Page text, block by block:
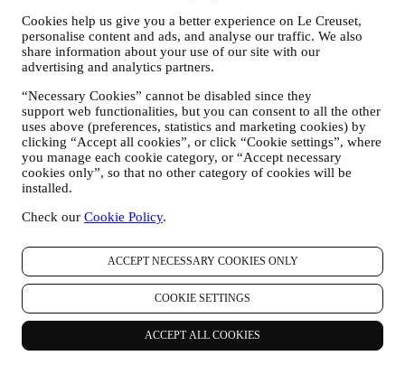
Cookies help us give you a better experience on Le Creuset,
personalise content and ads, and analyse our traffic. We also
share information about your use of our site with our
advertising and analytics partners.
“Necessary Cookies” cannot be disabled since they
support web functionalities, but you can consent to all the other
uses above (preferences, statistics and marketing cookies) by
clicking “Accept all cookies”, or click “Cookie settings”, where
you manage each cookie category, or “Accept necessary
cookies only”, so that no other category of cookies will be
installed.
Check our Cookie Policy.
ACCEPT NECESSARY COOKIES ONLY
COOKIE SETTINGS
ACCEPT ALL COOKIES
Nous souhaitons utiliser vos données pour adapter nos
services et nos offres à vos besoins et préférences en vue de
vous proposer une expérience Le Creuset personnalisée. Nous
faisons cela en analysant par exemple vos habitudes ou vos
centres d’intérêt, en relation avec les produits les plus
consultés, votre interaction avec nous sur les réseaux sociaux,
les pages de notre Site web que vous visitez, le contenu de
nos offres qui retient votre attention. Pour ce faire, nous avons
principalement recours à des cookies et des technologies
similaires, et également grâce à vos données et à vos
préférences collectées lors de votre abonnement à nos
informations pour gérer notre publicité sur d’autres sites,
contenu des offres que vous consultez sur le Site web ou, si
vous avez choisi de souscrire à nos communications
marketing, pour vous adresser des communications/ messages
pertinents dont nous sommes convaincus qu’ils pourraient
vous intéresser. Il n’y aura aucun autre effet. L’usage des
cookies est soumis à votre consentement. Si vous ne souhaitez
pas recevoir ces informations, utilisées pour vous adresser des